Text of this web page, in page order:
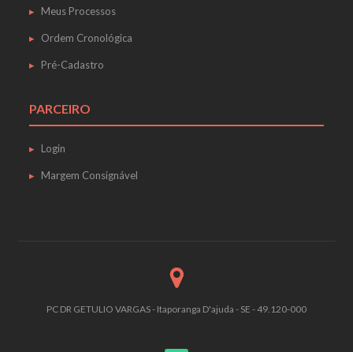
Meus Processos
Ordem Cronológica
Pré-Cadastro
PARCEIRO
Login
Margem Consignável
PC DR GETULIO VARGAS - Itaporanga D'ajuda - SE - 49.120-000